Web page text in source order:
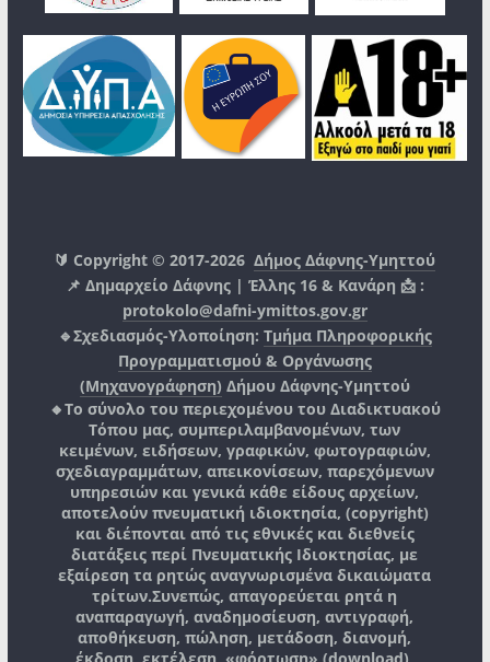
🔰 Copyright © 2017-2026Δήμος Δάφνης-Υμηττού
📌 Δημαρχείο Δάφνης | Έλλης 16 & Κανάρη 📩 :
protokolo@dafni-ymittos.gov.gr
🔹Σχεδιασμός-Υλοποίηση: Τμήμα Πληροφορικής
Προγραμματισμού & Οργάνωσης
(Μηχανογράφηση) Δήμου Δάφνης-Υμηττού
🔸Το σύνολο του περιεχομένου του Διαδικτυακού
Τόπου μας, συμπεριλαμβανομένων, των
κειμένων, ειδήσεων, γραφικών, φωτογραφιών,
σχεδιαγραμμάτων, απεικονίσεων, παρεχόμενων
υπηρεσιών και γενικά κάθε είδους αρχείων,
αποτελούν πνευματική ιδιοκτησία, (copyright)
και διέπονται από τις εθνικές και διεθνείς
διατάξεις περί Πνευματικής Ιδιοκτησίας, με
εξαίρεση τα ρητώς αναγνωρισμένα δικαιώματα
τρίτων.Συνεπώς, απαγορεύεται ρητά η
αναπαραγωγή, αναδημοσίευση, αντιγραφή,
αποθήκευση, πώληση, μετάδοση, διανομή,
έκδοση, εκτέλεση, «φόρτωση» (download),